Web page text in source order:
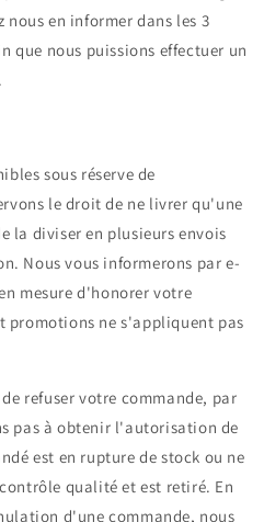
en informer dans les 3
que nous puissions effectuer un
sous réserve de
le droit de ne livrer qu'une
la diviser en plusieurs envois
Nous vous informerons par e-
mesure d'honorer votre
promotions ne s'appliquent pas
refuser votre commande, par
pas à obtenir l'autorisation de
est en rupture de stock ou ne
qualité et est retiré. En
d'une commande, nous